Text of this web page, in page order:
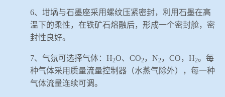
6、坩埚与石墨座采用螺纹压紧密封，利用石墨在高
温下的柔性，在铁矿石熔融后，形成一个密封舱，密
封性良好。
7、 气氛可选择气体： H2O、 CO2 ， N2 ， CO ， H2。每
种气体采用质量流量控制器（水蒸气除外），每一种
气体流量连续可调。